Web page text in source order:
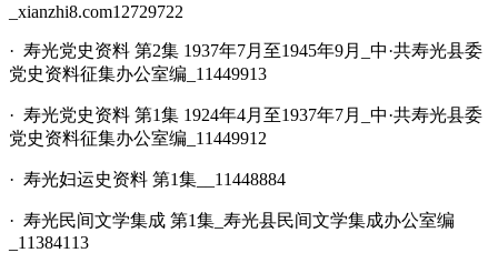
_xianzhi8.com12729722
· 寿光党史资料 第2集 1937年7月至1945年9月_中·共寿光县委
党史资料征集办公室编_11449913
· 寿光党史资料 第1集 1924年4月至1937年7月_中·共寿光县委
党史资料征集办公室编_11449912
· 寿光妇运史资料 第1集__11448884
· 寿光民间文学集成 第1集_寿光县民间文学集成办公室编
_11384113